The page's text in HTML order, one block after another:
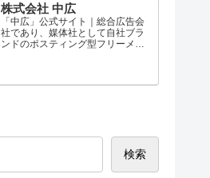
株式会社 中広
「中広」公式サイト｜総合広告会
社であり、媒体社として自社ブラ
ンドのポスティング型フリーメデ
検索